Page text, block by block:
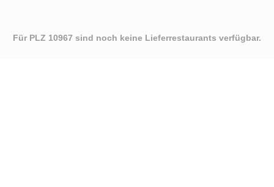
Für PLZ 10967 sind noch keine Lieferrestaurants verfügbar.